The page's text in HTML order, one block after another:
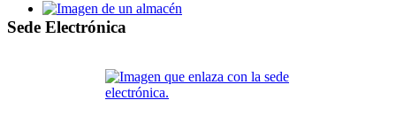
Taller de Empleo Villa de Santa Pola XV
Sede Electrónica